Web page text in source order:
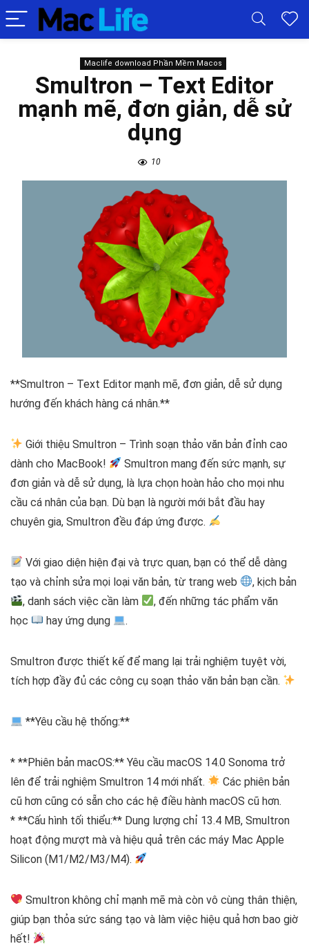
Maclife download Phần Mềm Macos
Smultron – Text Editor
mạnh mẽ, đơn giản, dễ sử
dụng
10
**Smultron – Text Editor mạnh mẽ, đơn giản, dễ sử dụng
hướng đến khách hàng cá nhân.**
Giới thiệu Smultron – Trình soạn thảo văn bản đỉnh cao
dành cho MacBook!
Smultron mang đến sức mạnh, sự
đơn giản và dễ sử dụng, là lựa chọn hoàn hảo cho mọi nhu
cầu cá nhân của bạn. Dù bạn là người mới bắt đầu hay
chuyên gia, Smultron đều đáp ứng được.
Với giao diện hiện đại và trực quan, bạn có thể dễ dàng
tạo và chỉnh sửa mọi loại văn bản, từ trang web
, kịch bản
, danh sách việc cần làm
, đến những tác phẩm văn
học
hay ứng dụng .
Smultron được thiết kế để mang lại trải nghiệm tuyệt vời,
tích hợp đầy đủ các công cụ soạn thảo văn bản bạn cần.
**Yêu cầu hệ thống:**
* **Phiên bản macOS:** Yêu cầu macOS 14.0 Sonoma trở
lên để trải nghiệm Smultron 14 mới nhất.
Các phiên bản
cũ hơn cũng có sẵn cho các hệ điều hành macOS cũ hơn.
* **Cấu hình tối thiểu:** Dung lượng chỉ 13.4 MB, Smultron
hoạt động mượt mà và hiệu quả trên các máy Mac Apple
Silicon (M1/M2/M3/M4).
Smultron không chỉ mạnh mẽ mà còn vô cùng thân thiện,
giúp bạn thỏa sức sáng tạo và làm việc hiệu quả hơn bao giờ
hết!